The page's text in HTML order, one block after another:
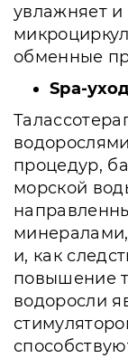
увлажняет и
обменные
Spa-
процедур,
морской
и, как
повышение
водоросли